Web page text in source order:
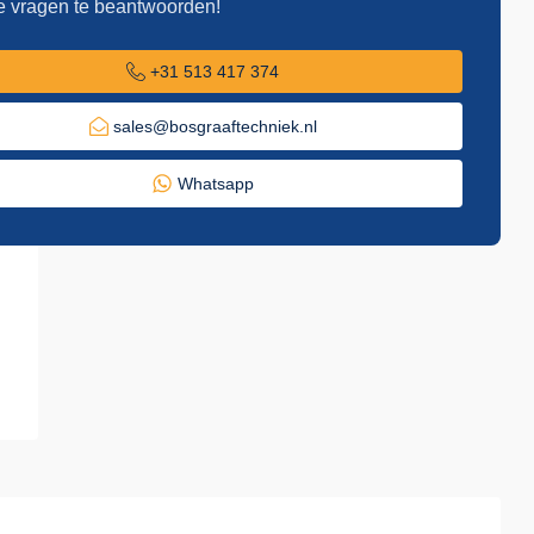
vragen te beantwoorden!
+31 513 417 374
sales@bosgraaftechniek.nl
Whatsapp